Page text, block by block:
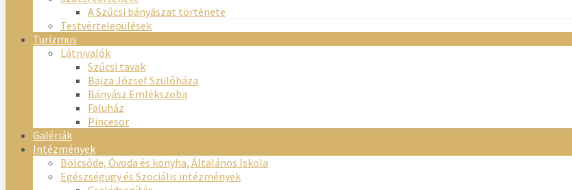
A Szűcsi bányászat története
Testvértelepülések
Turizmus
Látnivalók
Szűcsi tavak
Bajza József Szülőháza
Bányász Emlékszoba
Faluház
Pincesor
Galériák
Intézmények
Bölcsőde, Óvoda és konyha, Általános Iskola
Egészségügy és Szociális intézmények